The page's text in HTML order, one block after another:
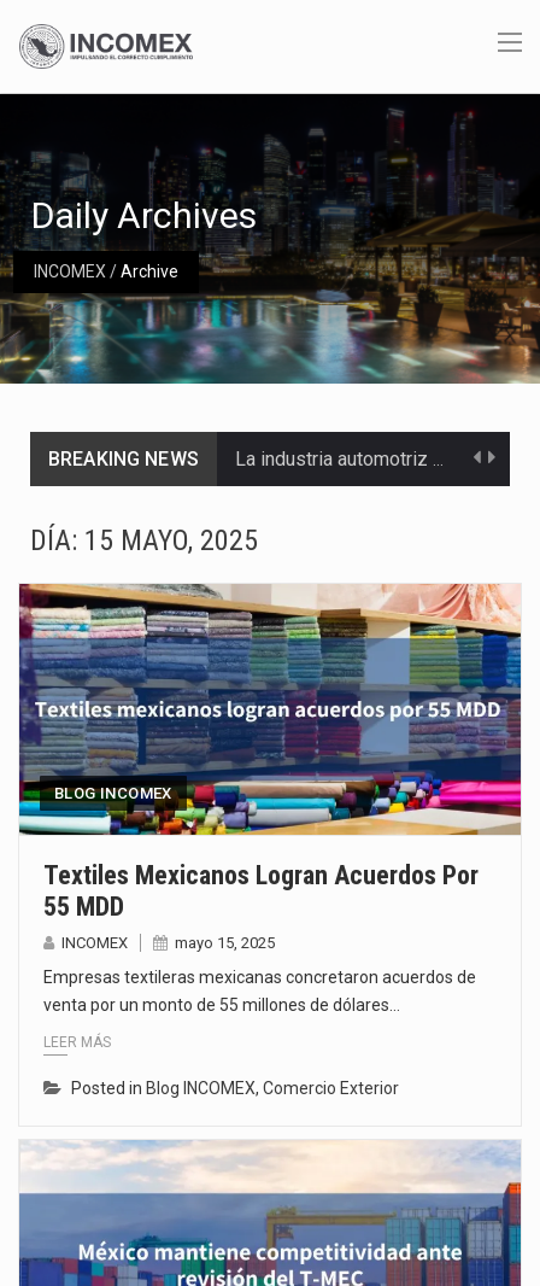
INCOMEX/Archive
Daily Archives
BREAKING NEWS
El Departamento de Agricultura de Estados Unidos (USDA) suspendió el 5 de agosto de 2026…
El derecho a la previsibilidad de los horarios de trabajo en turnos rotativos podría ser…
La industria manufacturera de exportación afiliada a Index en Nuevo León ha alcanzado hasta 10%…
Las métricas tradicionales de los parques industriales —absorción, ocupación y metros cuadrados desarrollados— resultan insuficientes…
DÍA: 15 MAYO, 2025
BLOG INCOMEX
Textiles Mexicanos Logran Acuerdos Por
55 MDD
INCOMEX mayo 15, 2025
Empresas textileras mexicanas concretaron acuerdos de
venta por un monto de 55 millones de dólares…
LEER MÁS
Posted in Blog INCOMEX, Comercio Exterior